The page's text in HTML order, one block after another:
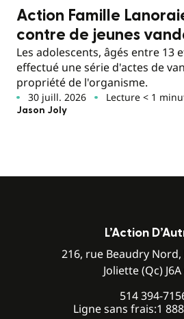
Action Famille
contre de jeunes
Les adolescents, âgés entre 13
effectué une série d'actes de
propriété de l'organisme.
30 juill. 2026 Lecture < 1
Jason Joly
L’Action
216, rue Beaudry
Joliette (Qc)
514 394-
Ligne sans frais:1